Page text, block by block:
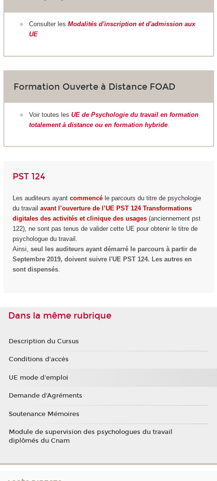
Consulter les Modalités d'inscription et d'admission aux
UE
Formation Ouverte à Distance FOAD
Voir toutes les UE de Psychologie du travail en formation
totalement à distance ou en formation hybride.
PST 124
Les auditeurs ayant commencéle parcours du titre de psychologie
du travail avant l’ouverture de l’UE PST 124 Transformations
digitales des activités et clinique des usages(anciennement pst
122), ne sont pas tenus de valider cette UE pour obtenir le titre de
psychologue du travail.
Ainsi, seul les auditeurs ayant démarré le parcours à partir de
Septembre 2019, doivent suivre l'UE PST 124. Les autres en
sont dispensés.
Dans la même rubrique
Description du Cursus
Conditions d'accès
UE mode d'emploi
Demande d'Agréments
Soutenance Mémoires
Module de supervision des psychologues du travail
diplômés du Cnam